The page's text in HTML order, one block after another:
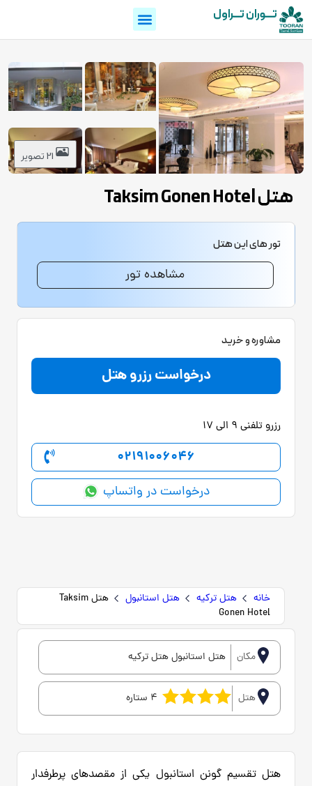
تـــوران تـــراول
21 تصویر
هتل Taksim Gonen Hotel
خانه هتل ترکیه هتل استانبول
هتل Taksim
Gonen Hotel
مکان هتل استانبول هتل ترکیه
هتل 4 ستاره
هتل تقسیم گونن استانبول یکی از مقصدهای پرطرفدار
تور های این هتل
مشاهده تور
مشاوره و خرید
درخواست رزرو هتل
رزرو تلفنی 9 الی 17
02191006046
درخواست در واتساپ